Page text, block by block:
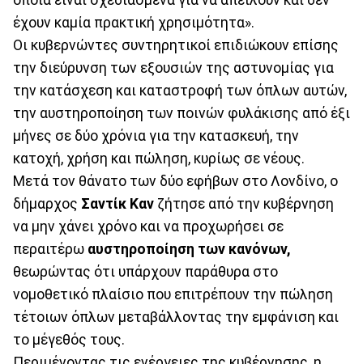
έχουν καμία πρακτική χρησιμότητα».
Οι κυβερνώντες συντηρητικοί επιδιώκουν επίσης
την διεύρυνση των εξουσιών της αστυνομίας για
την κατάσχεση και καταστροφή των όπλων αυτών,
την αυστηροποίηση των ποινών φυλάκισης από έξι
μήνες σε δύο χρόνια για την κατασκευή, την
κατοχή, χρήση και πώληση, κυρίως σε νέους.
Μετά τον θάνατο των δύο εφήβων στο Λονδίνο, ο
δήμαρχος Σαντίκ Καν ζήτησε από την κυβέρνηση
να μην χάνει χρόνο και να προχωρήσει σε
περαιτέρω αυστηροποίηση των κανόνων,
θεωρώντας ότι υπάρχουν παράθυρα στο
νομοθετικό πλαίσιο που επιτρέπουν την πώληση
τέτοιων όπλων μεταβάλλοντας την εμφάνιση και
το μέγεθός τους.